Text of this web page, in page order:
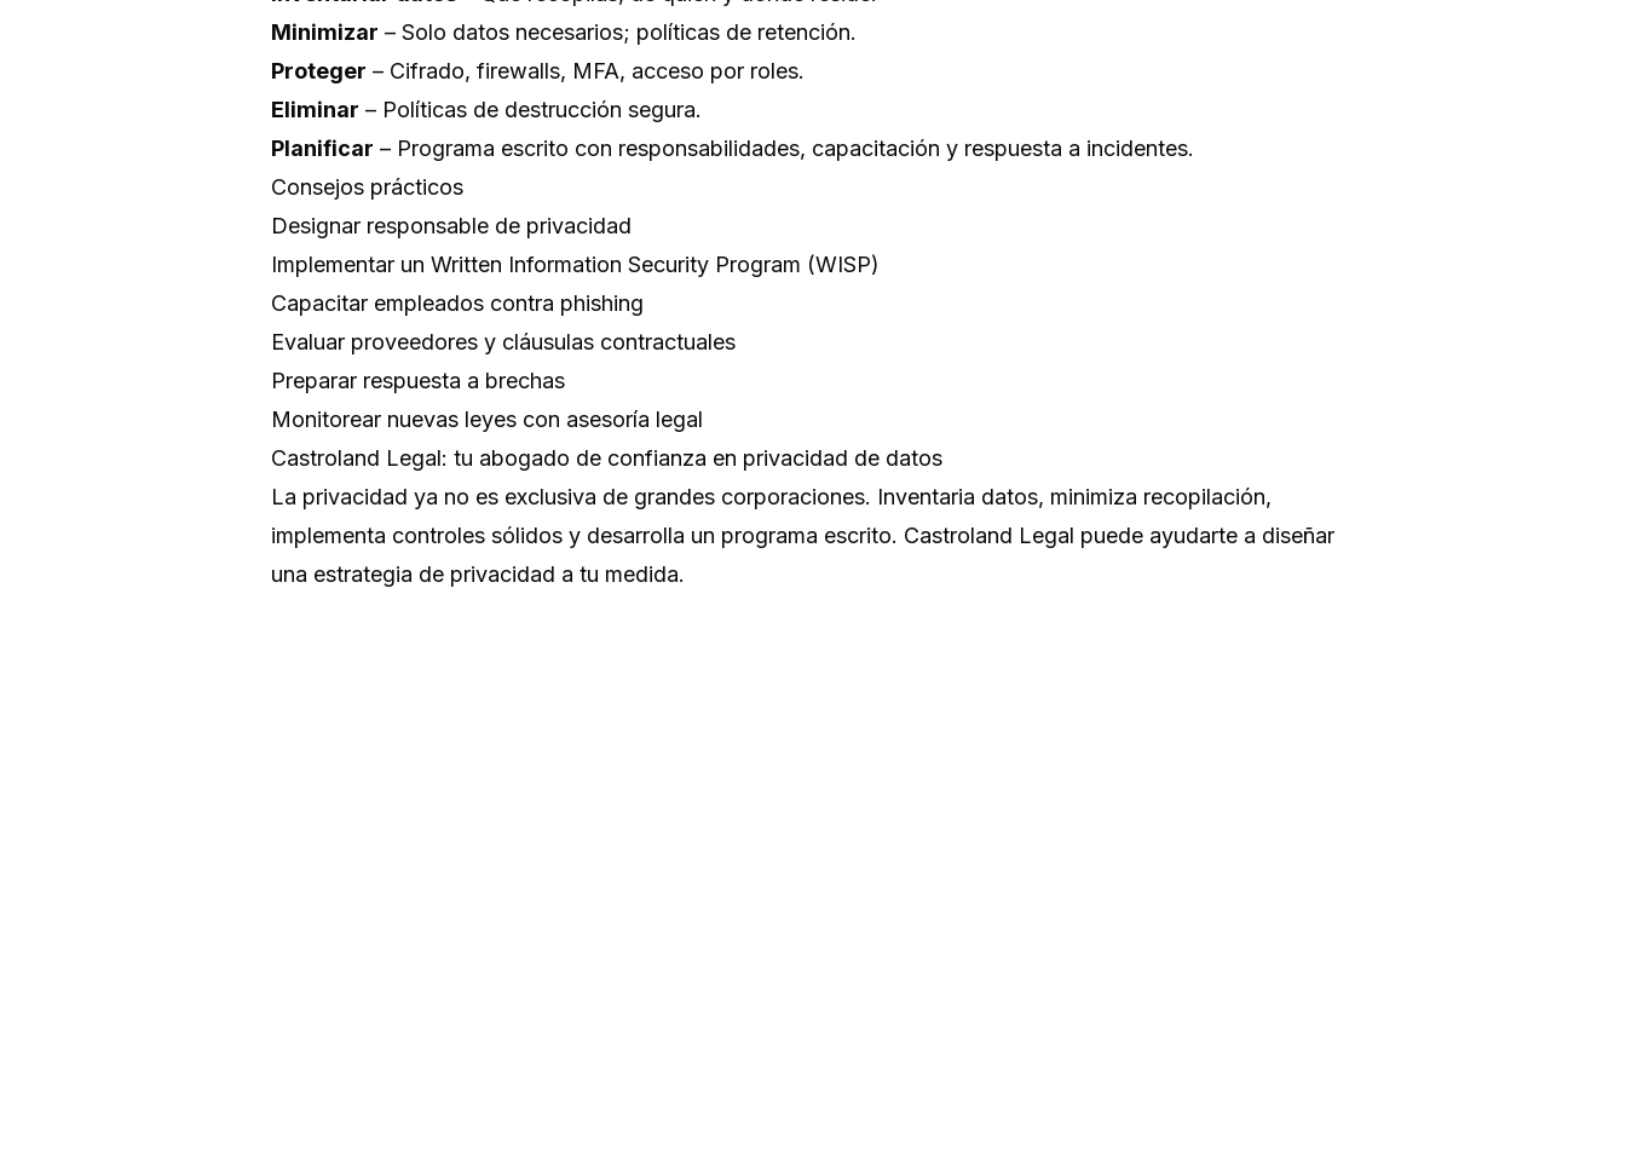
Minimizar – Solo datos necesarios; políticas de retención.
Proteger – Cifrado, firewalls, MFA, acceso por roles.
Eliminar – Políticas de destrucción segura.
Planificar – Programa escrito con responsabilidades, capacitación y respuesta a incidentes.
Consejos prácticos
Designar responsable de privacidad
Implementar un Written Information Security Program (WISP)
Capacitar empleados contra phishing
Evaluar proveedores y cláusulas contractuales
Preparar respuesta a brechas
Monitorear nuevas leyes con asesoría legal
Castroland Legal: tu abogado de confianza en privacidad de datos
La privacidad ya no es exclusiva de grandes corporaciones. Inventaria datos, minimiza recopilación,
implementa controles sólidos y desarrolla un programa escrito. Castroland Legal puede ayudarte a diseñar
una estrategia de privacidad a tu medida.